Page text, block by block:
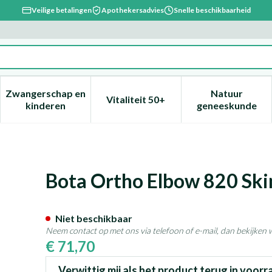
Veilige betalingen Apothekersadvies Snelle beschikbaarheid
verzorging en hygiëne categorie
voor Dieet, voeding en vitamines categorie
Zwangerschap en
kinderenToon submenu voor Zwangerschap en kinderen
Vitaliteit 50+Toon submenu voor Vitaliteit
Natuur
geneeskunde
Toon
Bota Ortho Elbow 820
€ 71,70
Niet beschikbaar
Neem contact op met ons via telefoon of e-mail, dan bekijken